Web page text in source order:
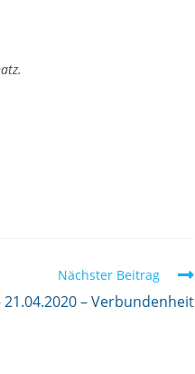
Nächster Beitrag
– Verbundenheit